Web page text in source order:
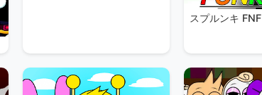
スプルンキ FNF